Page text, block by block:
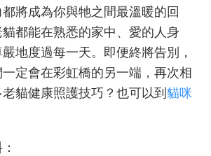
將成為你與牠之間最溫暖的回
都能在熟悉的家中、愛的人身
地度過每一天。即便終將告別，
定會在彩虹橋的另一端，再次相
貓健康照護技巧？也可以到貓咪